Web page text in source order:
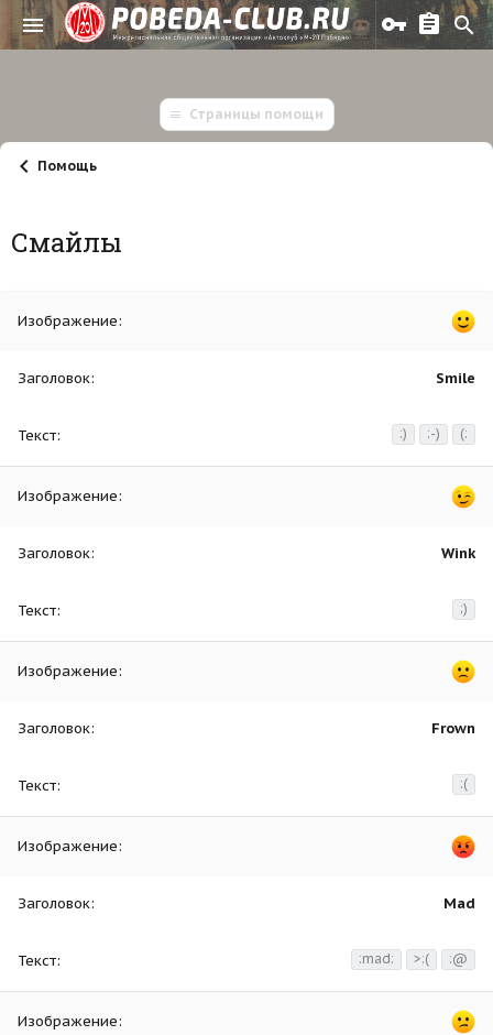
Страницы помощи
Помощь
Смайлы
Smile
:) :-) (:
Wink
;)
Frown
:(
Mad
:mad: >:( :@